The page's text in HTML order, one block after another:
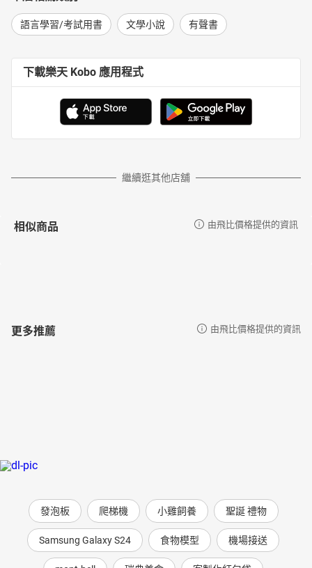
語言學習/考試用書 文學小說 有聲書
下載樂天 Kobo 應用程式
繼續逛其他店舖
相似商品 由飛比價格提供的資訊
更多推薦 由飛比價格提供的資訊
發泡板 爬梯機 小雞飼養 聖誕 禮物
Samsung Galaxy S24 食物模型 機場接送